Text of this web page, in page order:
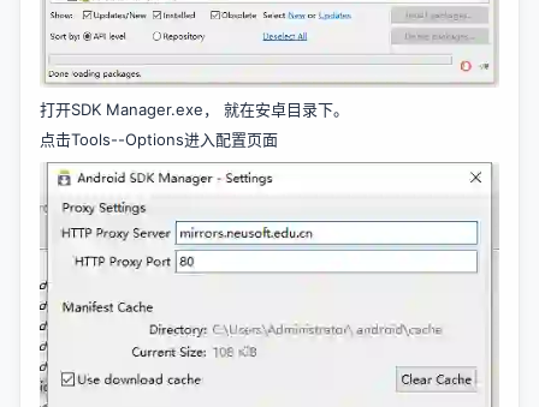
打开SDK Manager.exe， 就在安卓目录下。
点击Tools--Options进入配置页面